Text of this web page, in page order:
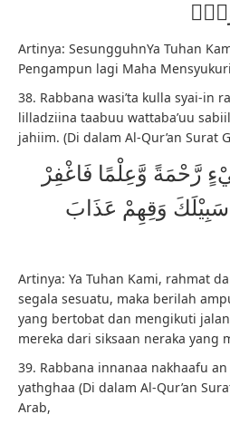
Artinya: SesungguhnYa Tuhan
Pengampun lagi Maha
38. Rabbana wasi’ta kulla syai-in
lilladziina taabuu wattaba’uu
jahiim. (Di dalam Al-Qur’an Surat
رَّحْمَةً وَّعِلْمًا فَاغْفِرْ
سَبِيْلَكَ وَقِهِمْ عَذَابَ
Artinya: Ya Tuhan Kami, rahmat
segala sesuatu, maka berilah
yang bertobat dan mengikuti
mereka dari siksaan neraka yang
39. Rabbana innanaa nakhaafu
yathghaa (Di dalam Al-Qur’an
Arab,